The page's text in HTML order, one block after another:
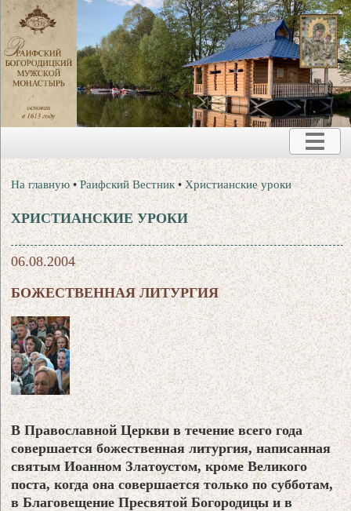
На главную •Раифский Вестник •Христианские уроки
ХРИСТИАНСКИЕ УРОКИ
06.08.2004
БОЖЕСТВЕННАЯ ЛИТУРГИЯ
В Православной Церкви в течение всего года
совершается божественная литургия, написанная
святым Иоанном Златоустом, кроме Великого
поста, когда она совершается только по субботам,
в Благовещение Пресвятой Богородицы и в